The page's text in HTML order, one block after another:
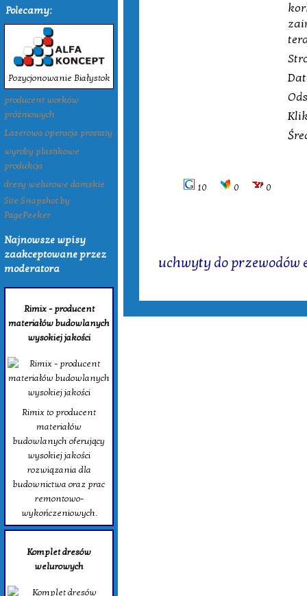
Polecamy:
Pozycjonowanie Białystok
producent worków
próżniowych
Laserowa operacja prostaty
wyroby plastikowe
produkcja
dresy welurowe damskie
Site Snapshot by
PagePeeker
Najnowsze wpisy
zaakceptowane przez
moderatora
Rimix - producent
materiałów budowlanych
wysokiej jakości
Rimix to producent
materiałów
budowlanych oferujący
wysokiej jakości
rozwiązania dla
budownictwa oraz prac
remontowo-
wykończeniowych.
Komplet dresów
welurowych
10 0 0
uchwyty do przewodów